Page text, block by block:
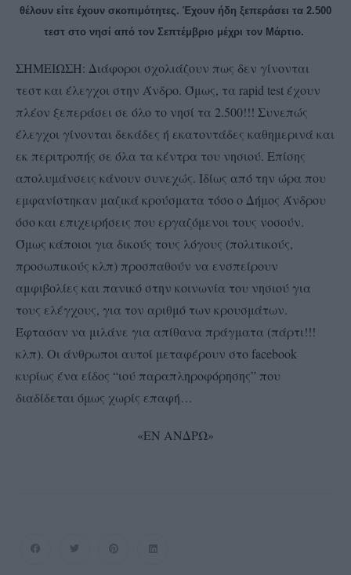
θέλουν είτε έχουν σκοπιμότητες. Έχουν ήδη ξεπεράσει τα 2.500
τεστ στο νησί από τον Σεπτέμβριο μέχρι τον Μάρτιο.
ΣΗΜΕΙΩΣΗ: Διάφοροι σχολιάζουν πως δεν γίνονται
τεστ και έλεγχοι στην Άνδρο. Όμως, τα rapid test έχουν
πλέον ξεπεράσει σε όλο το νησί τα 2.500!!! Συνεπώς
έλεγχοι γίνονται δεκάδες ή εκατοντάδες καθημερινά και
εκ περιτροπής σε όλα τα κέντρα του νησιού. Επίσης
απολυμάνσεις κάνουν συνεχώς. Ιδίως από την ώρα που
εμφανίστηκαν μαζικά κρούσματα τόσο ο Δήμος Άνδρου
όσο και επιχειρήσεις που εργαζόμενοι τους νοσούν.
Όμως κάποιοι για δικούς τους λόγους (πολιτικούς,
προσωπικούς κλπ) προσπαθούν να ενσπείρουν
αμφιβολίες και πανικό στην κοινωνία του νησιού για
τους ελέγχους, για τον αριθμό των κρουσμάτων.
Έφτασαν να μιλάνε για απίθανα πράγματα (πάρτι!!!
κλπ). Οι άνθρωποι αυτοί μεταφέρουν στο facebook
κυρίως ένα είδος “ιού παραπληροφόρησης” που
διαδίδεται όμως χωρίς επαφή…
«ΕΝ ΑΝΔΡΩ»